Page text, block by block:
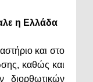
η Ελλάδα
και στο
καθώς και
διορθωτικών